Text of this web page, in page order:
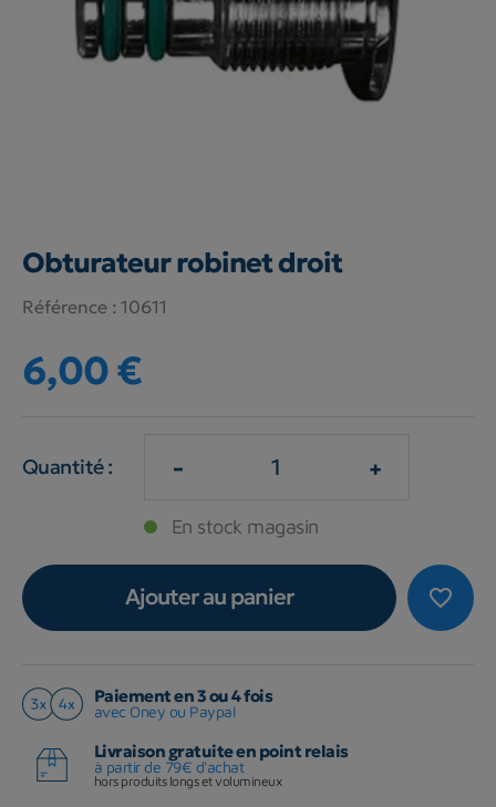
Obturateur robinet droit
Référence : 10611
6,00 €
Quantité : - +
En stock magasin
favorite_border
Ajouter au panier
Paiement en 3 ou 4 fois
avec Oney ou Paypal
Livraison gratuite en point relais
à partir de 79€ d'achat
hors produits longs et volumineux